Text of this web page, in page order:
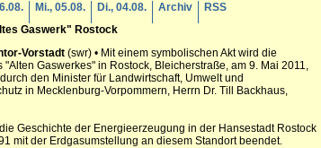
Mi., 05.08. Di., 04.08. Archiv
RSS
Gaswerk" Rostock
Vorstadt (swr) • Mit einem symbolischen Akt wird die
"Alten Gaswerkes" in Rostock, Bleicherstraße, am 9. Mai 2011,
den Minister für Landwirtschaft, Umwelt und
in Mecklenburg-Vorpommern, Herrn Dr. Till Backhaus,
Geschichte der Energieerzeugung in der Hansestadt Rostock
mit der Erdgasumstellung an diesem Standort beendet.